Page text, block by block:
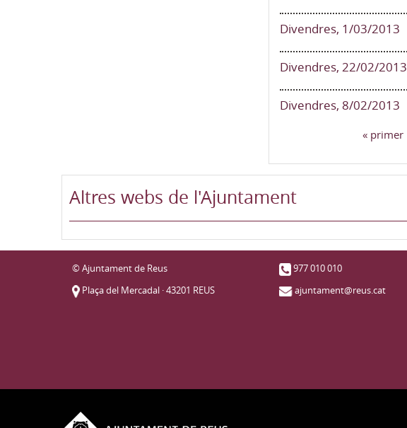
Divendres, 1/03/2013
Divendres, 22/02/2013
Divendres, 8/02/2013
« primer
Altres webs de l'Ajuntament
© Ajuntament de Reus
Plaça del Mercadal · 43201 REUS
977 010 010
ajuntament@reus.cat